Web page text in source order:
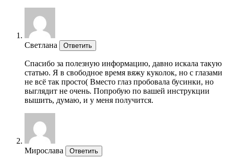
Светлана Ответить
Спасибо за полезную информацию, давно искала такую
статью. Я в свободное время вяжу куколок, но с глазами
не всё так просто( Вместо глаз пробовала бусинки, но
выглядит не очень. Попробую по вашей инструкции
вышить, думаю, и у меня получится.
Мирослава Ответить